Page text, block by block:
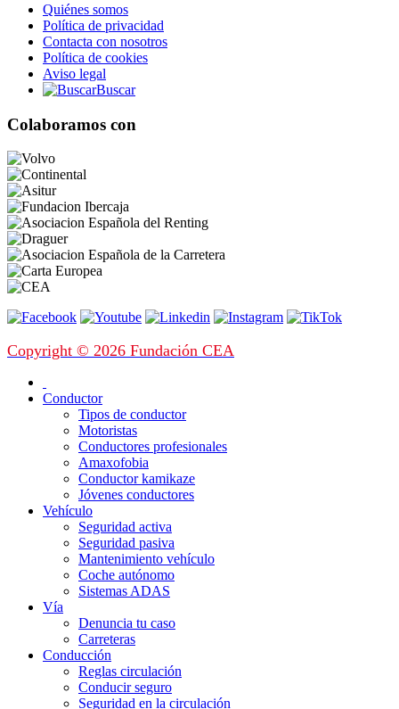
Quiénes somos
Política de privacidad
Contacta con nosotros
Política de cookies
Aviso legal
Buscar
Colaboramos con
Copyright © 2026 Fundación CEA
Conductor
Tipos de conductor
Motoristas
Conductores profesionales
Amaxofobia
Conductor kamikaze
Jóvenes conductores
Vehículo
Seguridad activa
Seguridad pasiva
Mantenimiento vehículo
Coche autónomo
Sistemas ADAS
Vía
Denuncia tu caso
Carreteras
Conducción
Reglas circulación
Conducir seguro
Seguridad en la circulación